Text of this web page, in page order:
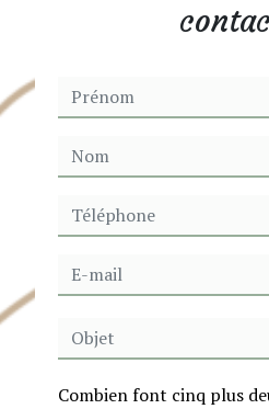
Combien font cinq plus